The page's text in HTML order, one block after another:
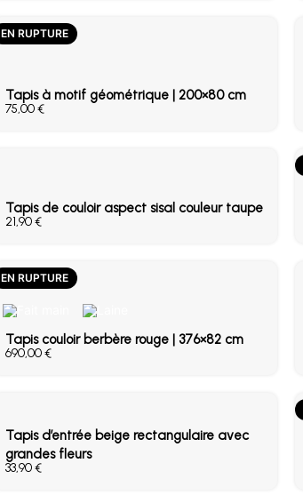
EN RUPTURE
Tapis à motif géométrique | 200×80 cm
€
Tapis de couloir aspect sisal couleur taupe
€
EN RUPTURE
Tapis couloir berbère rouge | 376×82 cm
€
Tapis d’entrée beige rectangulaire avec
grandes fleurs
€